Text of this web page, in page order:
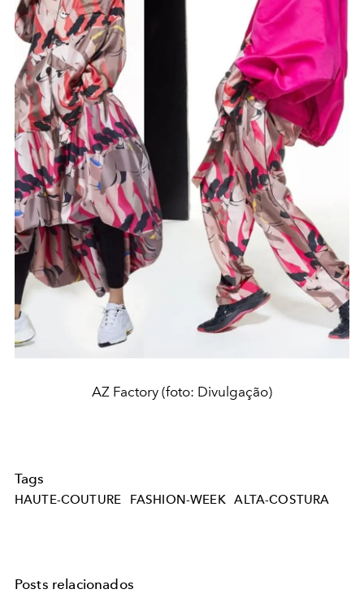
AZ Factory (foto: Divulgação)
Tags
HAUTE-COUTURE FASHION-WEEK ALTA-COSTURA
Posts relacionados